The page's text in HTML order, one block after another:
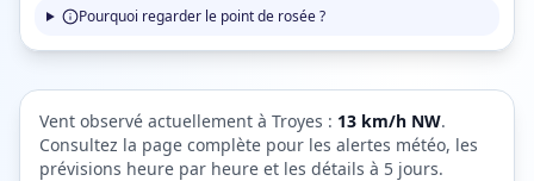
Pourquoi regarder le point de rosée ?
Vent observé actuellement à Troyes : 13 km/h NW.
Consultez la page complète pour les alertes météo, les
prévisions heure par heure et les détails à 5 jours.